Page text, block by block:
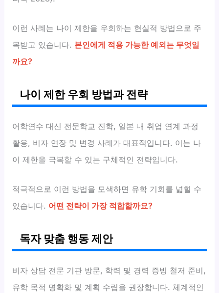
이런 사례는 나이 제한을 우회하는 현실적 방법으로 주
목받고 있습니다. 본인에게 적용 가능한 예외는 무엇일
까요?
나이 제한 우회 방법과 전략
어학연수 대신 전문학교 진학, 일본 내 취업 연계 과정
활용, 비자 연장 및 변경 사례가 대표적입니다. 이는 나
이 제한을 극복할 수 있는 구체적인 전략입니다.
적극적으로 이런 방법을 모색하면 유학 기회를 넓힐 수
있습니다. 어떤 전략이 가장 적합할까요?
독자 맞춤 행동 제안
비자 상담 전문 기관 방문, 학력 및 경력 증빙 철저 준비,
유학 목적 명확화 및 계획 수립을 권장합니다. 체계적인